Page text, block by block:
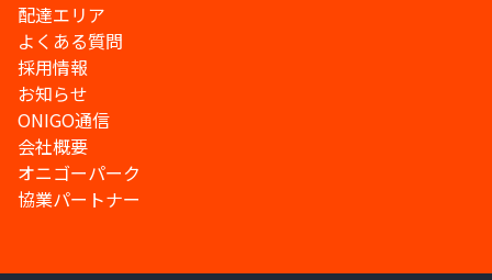
配達エリア
よくある質問
採用情報
お知らせ
ONIGO通信
会社概要
オニゴーパーク
協業パートナー